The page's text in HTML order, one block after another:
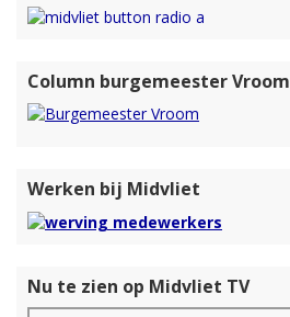
Column burgemeester Vroom
Werken bij Midvliet
Nu te zien op Midvliet TV